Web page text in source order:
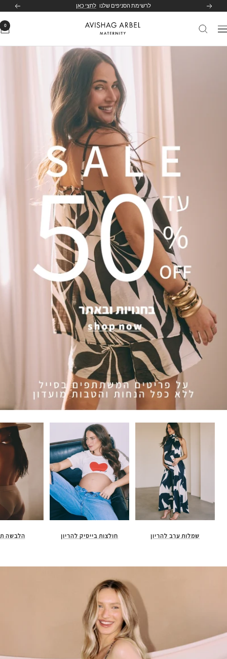
הקודם לרשימת הסניפים שלנו לחצי כאן הבא
ניווט
Avishag
Maternity
0
שמלות ערב להריון חולצות בייסיק להריון הלבשה